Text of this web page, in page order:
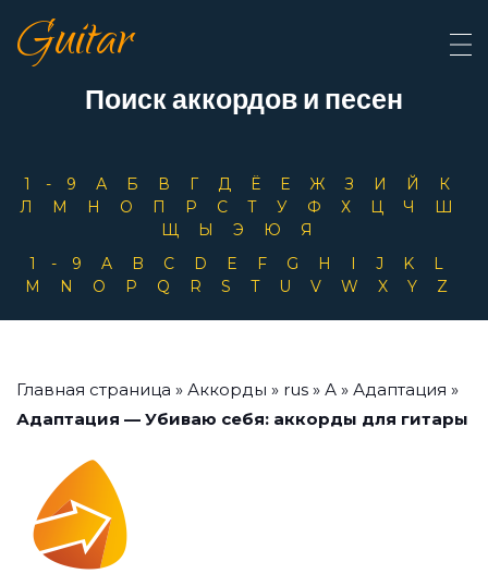
Guitar
Поиск аккордов и песен
1-9 А Б В Г Д Ё Е Ж З И Й
К
Л
М Н О П Р С Т У Ф Х Ц Ч
Ш
Щ
Ы Э Ю
Я
1-9
A B C D E F G H I J K
L
M
N O P Q R S T U V W X Y Z
Главная страница » Аккорды » rus » А » Адаптация »
Адаптация — Убиваю себя: аккорды для гитары